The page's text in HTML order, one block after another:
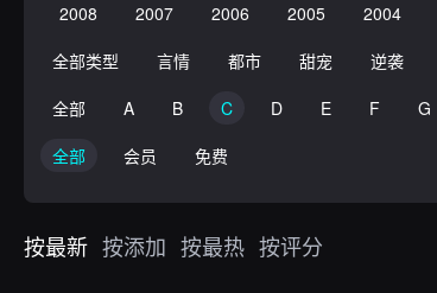
2008
2007 2006 2005 2004
全部类型
言情 都市 甜宠 逆袭
全部
A B C D E F G
全部
会员 免费
按最新 按添加 按最热 按评分